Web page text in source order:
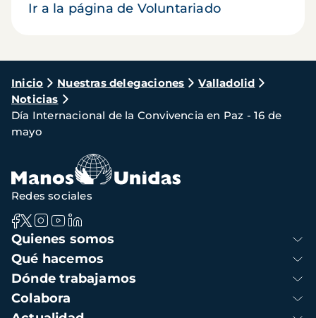
Ir a la página de Voluntariado
Ruta
de
navegación
Inicio Nuestras delegaciones
Valladolid
Noticias
Día Internacional de la Convivencia en Paz - 16 de
mayo
Navegación
principal
Quienes somos
Qué hacemos
Dónde trabajamos
Colabora
Redes sociales